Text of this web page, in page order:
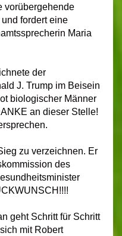
vorübergehende
fordert eine
Maria
der
J. Trump im Beisein
biologischer Männer
an dieser Stelle!
zu verzeichnen. Er
des
geht Schritt für Schritt
mit Robert